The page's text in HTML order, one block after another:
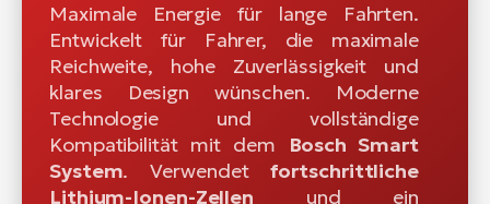
Maximale Energie für lange Fahrten.
Entwickelt für Fahrer, die maximale
Reichweite, hohe Zuverlässigkeit und
klares Design wünschen. Moderne
Technologie und vollständige
Kompatibilität mit dem
Bosch Smart
System. Verwendetfortschrittliche
Lithium-Ionen-Zellen und ein